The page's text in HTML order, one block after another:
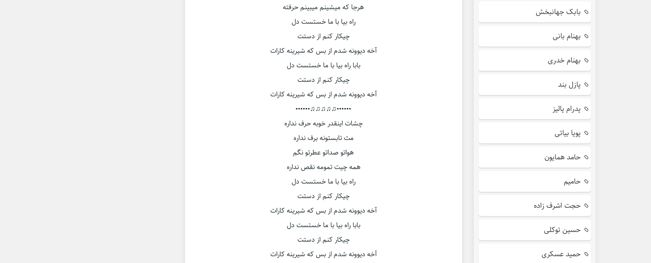
هرجا که میشینم میبینم حرفته
راه بیا با ما خستست دل
چیکار کنم از دستت
آخه دیوونه شدم از بس که شیرینه کارات
بابا راه بیا با ما خستست دل
چیکار کنم از دستت
آخه دیوونه شدم از بس که شیرینه کارات
••••••♫♫♫♫♫••••••
چشات اینقدر خوبه حرف نداره
مث تابستونه برف نداره
هواتو صداتو عطرتو نگم
همه چیت تمومه نقص نداره
راه بیا با ما خستست دل
چیکار کنم از دستت
آخه دیوونه شدم از بس که شیرینه کارات
بابا راه بیا با ما خستست دل
چیکار کنم از دستت
آخه دیوونه شدم از بس که شیرینه کارات
بابک جهانبخش
بهنام بانی
بهنام خدری
پازل بند
پدرام پالیز
پویا بیاتی
حامد همایون
حامیم
حجت اشرف زاده
حسین توکلی
حمید عسکری